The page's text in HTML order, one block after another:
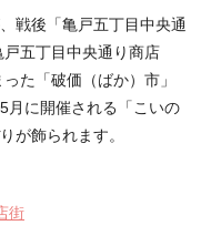
戦後「亀戸五丁目中央通
五丁目中央通り商店
た「破価（ばか）市」
月に開催される「こいの
が飾られます。
街